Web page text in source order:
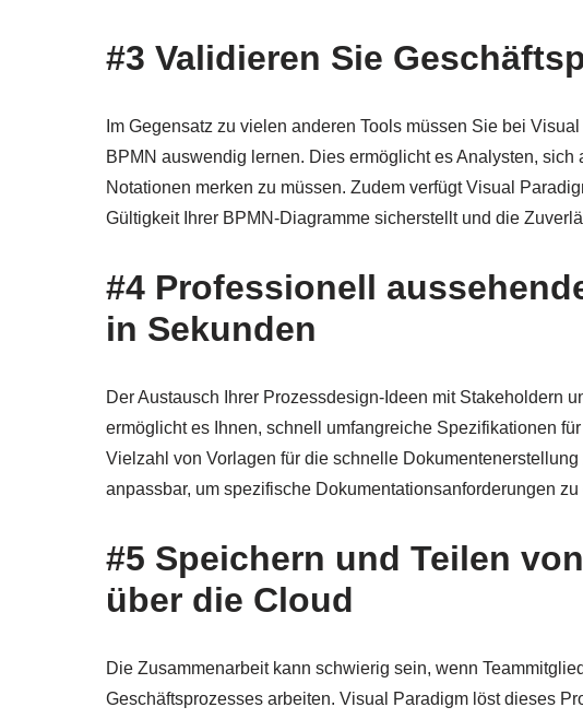
#3 Validieren Sie
Im Gegensatz zu vielen anderen Tools müssen Sie bei
BPMN auswendig lernen. Dies ermöglicht es Analysten,
Notationen merken zu müssen. Zudem verfügt Visual
Gültigkeit Ihrer BPMN-Diagramme sicherstellt und die
#4 Professionell
in Sekunden
Der Austausch Ihrer Prozessdesign-Ideen mit Stakeholdern
ermöglicht es Ihnen, schnell umfangreiche Spezifikationen
Vielzahl von Vorlagen für die schnelle
anpassbar, um spezifische Dokumentationsanforderungen zu
#5 Speichern und Teilen
über die Cloud
Die Zusammenarbeit kann schwierig sein, wenn
Geschäftsprozesses arbeiten. Visual Paradigm löst dieses